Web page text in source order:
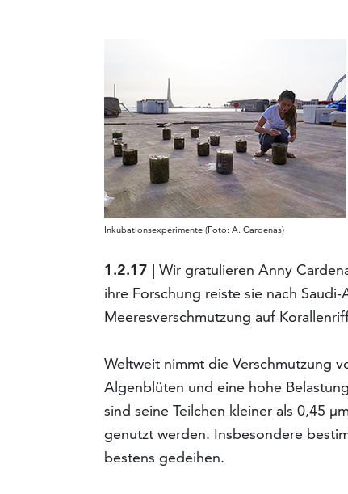
Inkubationsexperimente (Foto: A. Cardenas)
1.2.17 |Wir gratulieren Anny
ihre Forschung reiste sie nach
Meeresverschmutzung auf
Weltweit nimmt die Verschmutzung
Algenblüten und eine hohe
sind seine Teilchen kleiner als 0,45
genutzt werden. Insbesondere
bestens gedeihen.